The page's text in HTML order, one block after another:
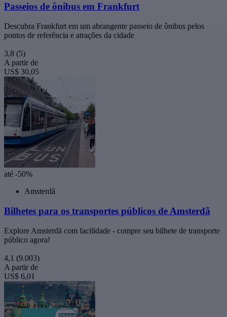
Passeios de ônibus em Frankfurt
Descubra Frankfurt em um abrangente passeio de ônibus pelos
pontos de referência e atrações da cidade
3,8 (5)
A partir de
US$ 30,05
até -50%
Amsterdã
Bilhetes para os transportes públicos de Amsterdã
Explore Amsterdã com facilidade - compre seu bilhete de transporte
público agora!
4,1 (9.003)
A partir de
US$ 6,01